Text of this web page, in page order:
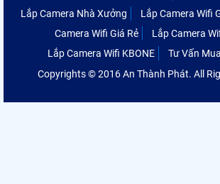
Lắp Camera Nhà Xưởng
Lắp Camera Wifi
Camera Wifi Giá Rẻ
Lắp Camera
Lắp Camera Wifi KBONE
Tư Vấn
Copyrights © 2016 An Thành Phát. All